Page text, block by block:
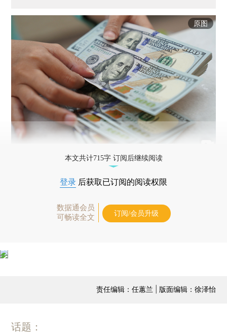
原图
本文共计715字 订阅后继续阅读
登录 后获取已订阅的阅读权限
数据通会员
可畅读全文
订阅/会员升级
责任编辑：任蕙兰 | 版面编辑：徐泽怡
话题：